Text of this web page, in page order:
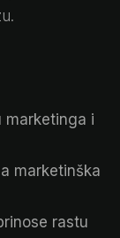
marketinga i
marketinška
rastu